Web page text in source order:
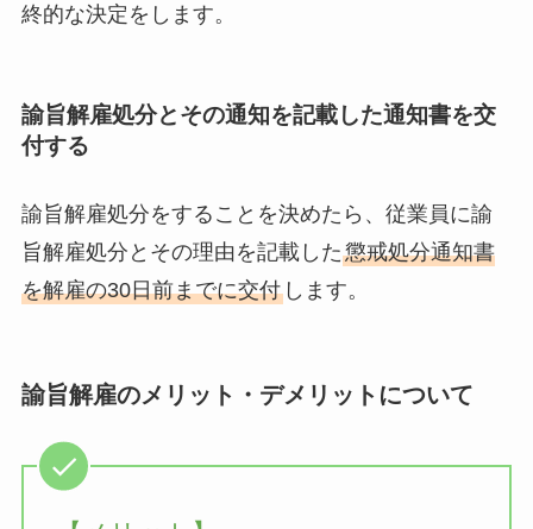
終的な決定をします。
諭旨解雇処分とその通知を記載した通知書を交
付する
諭旨解雇処分をすることを決めたら、従業員に諭
旨解雇処分とその理由を記載した懲戒処分通知書
を解雇の30日前までに交付します。
諭旨解雇のメリット・デメリットについて